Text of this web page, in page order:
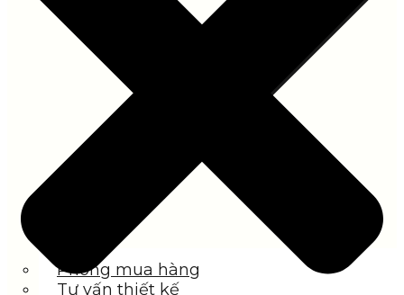
Phòng mua hàng
Tư vấn thiết kế